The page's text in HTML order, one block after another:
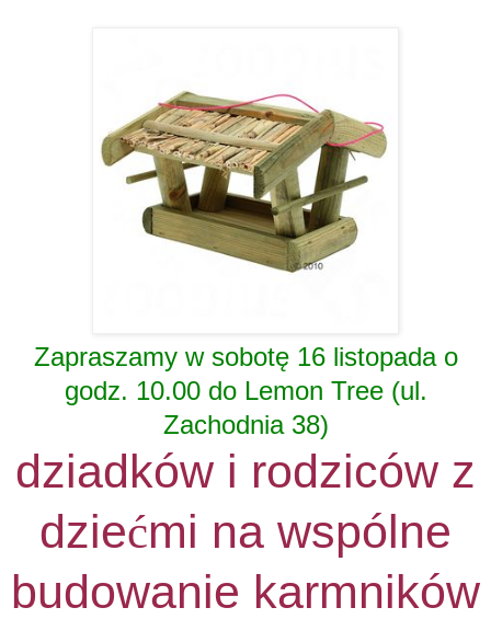
Zapraszamy w sobotę 16 listopada o
godz. 10.00 do Lemon Tree (ul.
Zachodnia 38)
dziadków i rodziców z
dziećmi na wspólne
budowanie karmników